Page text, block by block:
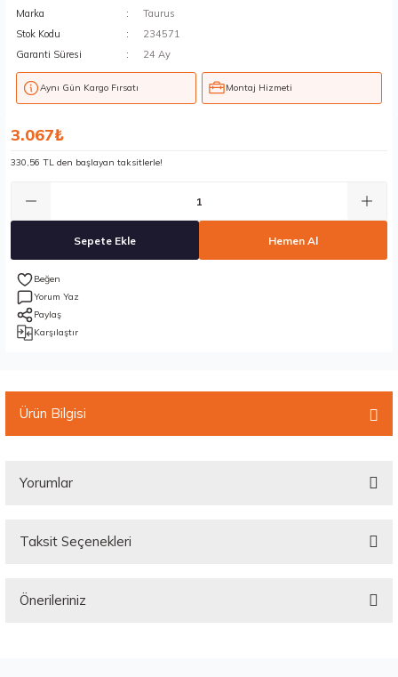
Marka
Taurus
Stok Kodu
234571
Garanti Süresi
24 Ay
Aynı Gün Kargo Fırsatı Montaj Hizmeti
3.067₺
330,56 TL den başlayan taksitlerle!
Sepete Ekle Hemen Al
Yorum Yaz
Paylaş
Karşılaştır
Ürün Bilgisi
Yorumlar
Taksit Seçenekleri
Önerileriniz